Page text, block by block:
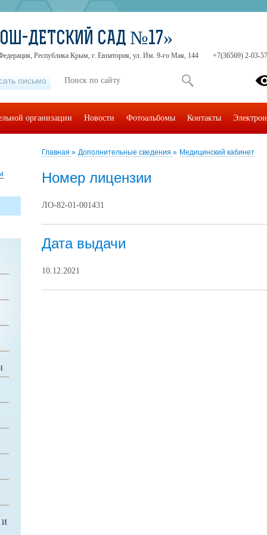
Главная » Дополнительные сведения » Медицинский кабинет
Номер лицензии
ЛО-82-01-001431
Дата выдачи
10.12.2021
И
ДЕТСКИЙ САД №17»
Республика Крым, г. Евпатория, ул. Им. 9-го Мая, 144
+7(36569) 2-03-
письмо
организации Новости Фотоальбомы Контакты